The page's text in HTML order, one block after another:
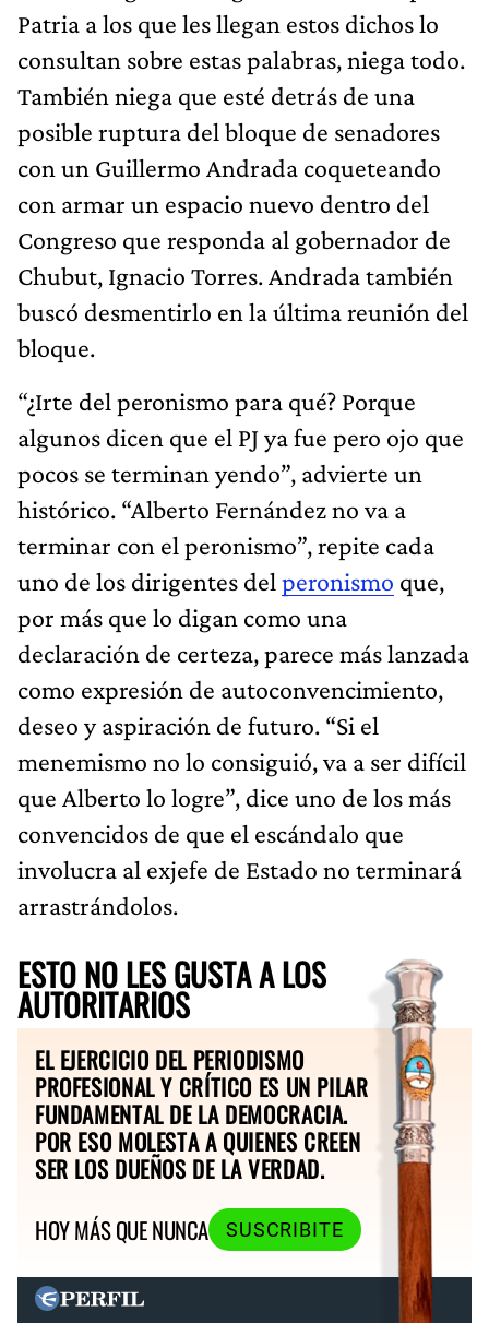
Patria a los que les llegan estos dichos lo
consultan sobre estas palabras, niega todo.
También niega que esté detrás de una
posible ruptura del bloque de senadores
con un Guillermo Andrada coqueteando
con armar un espacio nuevo dentro del
Congreso que responda al gobernador de
Chubut, Ignacio Torres. Andrada también
buscó desmentirlo en la última reunión del
bloque.
“¿Irte del peronismo para qué? Porque
algunos dicen que el PJ ya fue pero ojo que
pocos se terminan yendo”, advierte un
histórico. “Alberto Fernández no va a
terminar con el peronismo”, repite cada
uno de los dirigentes del peronismo que,
por más que lo digan como una
declaración de certeza, parece más lanzada
como expresión de autoconvencimiento,
deseo y aspiración de futuro. “Si el
menemismo no lo consiguió, va a ser difícil
que Alberto lo logre”, dice uno de los más
convencidos de que el escándalo que
involucra al exjefe de Estado no terminará
arrastrándolos.
ESTO NO LES GUSTA A LOS
AUTORITARIOS
EL EJERCICIO DEL PERIODISMO
PROFESIONAL Y CRÍTICO ES UN PILAR
FUNDAMENTAL DE LA DEMOCRACIA.
POR ESO MOLESTA A QUIENES CREEN
SER LOS DUEÑOS DE LA VERDAD.
HOY MÁS QUE NUNCA
SUSCRIBITE